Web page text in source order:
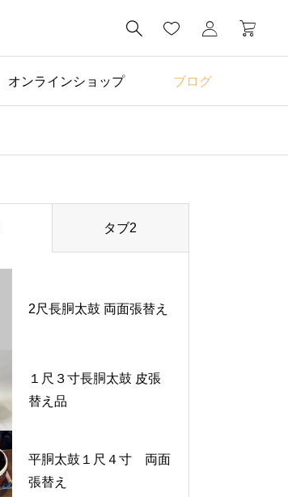

オンラインショップ ブログ
タブ2
2尺長胴太鼓 両面張替え
１尺３寸長胴太鼓 皮張
替え品
平胴太鼓１尺４寸 両面
張替え